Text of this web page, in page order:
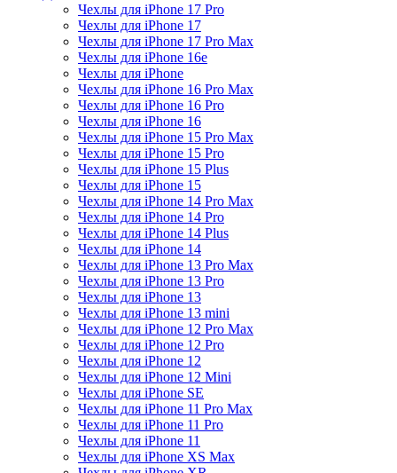
Чехлы для iPhone 17 Pro
Чехлы для iPhone 17
Чехлы для iPhone 17 Pro Max
Чехлы для iPhone 16e
Чехлы для iPhone
Чехлы для iPhone 16 Pro Max
Чехлы для iPhone 16 Pro
Чехлы для iPhone 16
Чехлы для iPhone 15 Pro Max
Чехлы для iPhone 15 Pro
Чехлы для iPhone 15 Plus
Чехлы для iPhone 15
Чехлы для iPhone 14 Pro Max
Чехлы для iPhone 14 Pro
Чехлы для iPhone 14 Plus
Чехлы для iPhone 14
Чехлы для iPhone 13 Pro Max
Чехлы для iPhone 13 Pro
Чехлы для iPhone 13
Чехлы для iPhone 13 mini
Чехлы для iPhone 12 Pro Max
Чехлы для iPhone 12 Pro
Чехлы для iPhone 12
Чехлы для iPhone 12 Mini
Чехлы для iPhone SE
Чехлы для iPhone 11 Pro Max
Чехлы для iPhone 11 Pro
Чехлы для iPhone 11
Чехлы для iPhone XS Max